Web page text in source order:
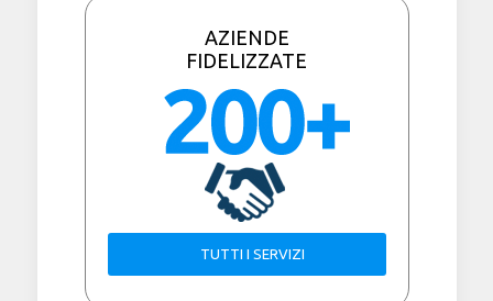
AZIENDE
FIDELIZZATE
TUTTI I SERVIZI